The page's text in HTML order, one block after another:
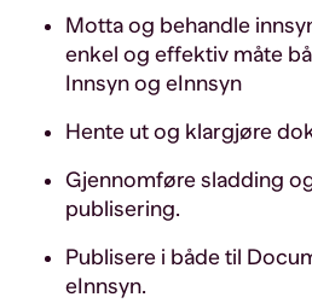
Motta og behandle
enkel og effektiv måte
Innsyn og eInnsyn
Hente ut og klargjøre
Gjennomføre sladding
publisering.
Publisere i både til
eInnsyn.